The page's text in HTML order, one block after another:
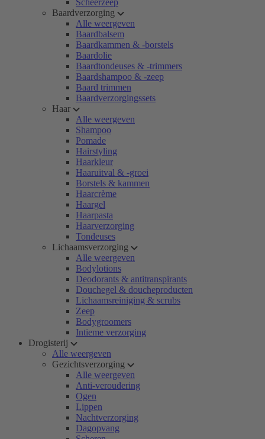
Scheerzeep
Baardverzorging
Alle weergeven
Baardbalsem
Baardkammen & -borstels
Baardolie
Baardtondeuses & -trimmers
Baardshampoo & -zeep
Baard trimmen
Baardverzorgingssets
Haar
Alle weergeven
Shampoo
Pomade
Hairstyling
Haarkleur
Haaruitval & -groei
Borstels & kammen
Haarcrème
Haargel
Haarpasta
Haarverzorging
Tondeuses
Lichaamsverzorging
Alle weergeven
Bodylotions
Deodorants & antitranspirants
Douchegel & doucheproducten
Lichaamsreiniging & scrubs
Zeep
Bodygroomers
Intieme verzorging
Drogisterij
Alle weergeven
Gezichtsverzorging
Alle weergeven
Anti-veroudering
Ogen
Lippen
Nachtverzorging
Dagopvang